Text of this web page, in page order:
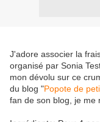
J'adore associer la
organisé par Sonia
mon dévolu sur ce
du blog "Popote de
fan de son blog, je me